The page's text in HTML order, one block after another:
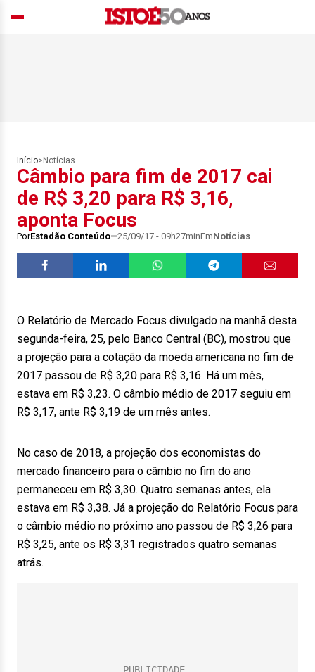
Início> Notícias
Câmbio para fim de 2017 cai
de R$ 3,20 para R$ 3,16,
aponta Focus
PorEstadão Conteúdo 25/09/17 - 09h27minEmNotícias
O Relatório de Mercado Focus divulgado na manhã desta
segunda-feira, 25, pelo Banco Central (BC), mostrou que
a projeção para a cotação da moeda americana no fim de
2017 passou de R$ 3,20 para R$ 3,16. Há um mês,
estava em R$ 3,23. O câmbio médio de 2017 seguiu em
R$ 3,17, ante R$ 3,19 de um mês antes.
No caso de 2018, a projeção dos economistas do
mercado financeiro para o câmbio no fim do ano
permaneceu em R$ 3,30. Quatro semanas antes, ela
estava em R$ 3,38. Já a projeção do Relatório Focus para
o câmbio médio no próximo ano passou de R$ 3,26 para
R$ 3,25, ante os R$ 3,31 registrados quatro semanas
atrás.